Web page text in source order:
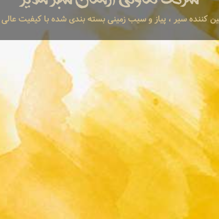
کنندهسیر ، پیاز و سیب زمینی بسته بندی شده با کیفیت